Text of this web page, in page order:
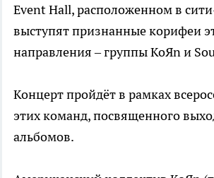
Event Hall, расположенном в
выступят признанные корифеи
направления – группы KoЯn и
Концерт пройдёт в рамках
этих команд, посвященного
альбомов.